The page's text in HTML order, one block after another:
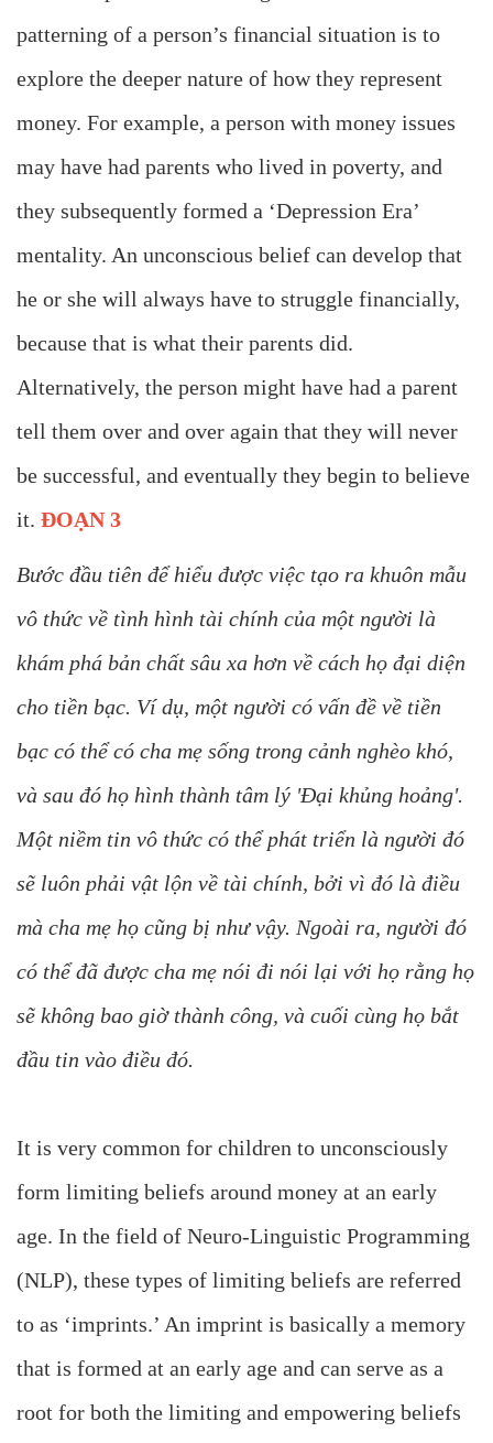
patterning of a person’s financial situation is to
explore the deeper nature of how they represent
money. For example, a person with money issues
may have had parents who lived in poverty, and
they subsequently formed a ‘Depression Era’
mentality. An unconscious belief can develop that
he or she will always have to struggle financially,
because that is what their parents did.
Alternatively, the person might have had a parent
tell them over and over again that they will never
be successful, and eventually they begin to believe
it. ĐOẠN 3
Bước đầu tiên để hiểu được việc tạo ra khuôn mẫu
vô thức về tình hình tài chính của một người là
khám phá bản chất sâu xa hơn về cách họ đại diện
cho tiền bạc. Ví dụ, một người có vấn đề về tiền
bạc có thể có cha mẹ sống trong cảnh nghèo khó,
và sau đó họ hình thành tâm lý 'Đại khủng hoảng'.
Một niềm tin vô thức có thể phát triển là người đó
sẽ luôn phải vật lộn về tài chính, bởi vì đó là điều
mà cha mẹ họ cũng bị như vậy. Ngoài ra, người đó
có thể đã được cha mẹ nói đi nói lại với họ rằng họ
sẽ không bao giờ thành công, và cuối cùng họ bắt
đầu tin vào điều đó.
It is very common for children to unconsciously
form limiting beliefs around money at an early
age. In the field of Neuro-Linguistic Programming
(NLP), these types of limiting beliefs are referred
to as ‘imprints.’ An imprint is basically a memory
that is formed at an early age and can serve as a
root for both the limiting and empowering beliefs